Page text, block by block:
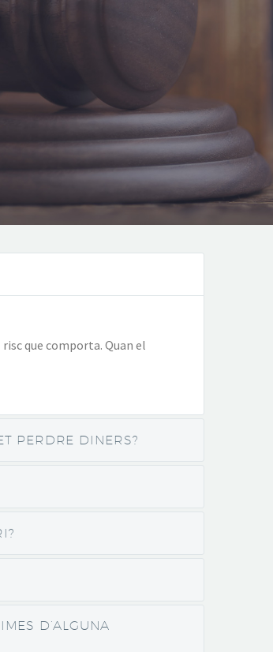
que comporta. Quan el
PERDRE DINERS?
D’ALGUNA